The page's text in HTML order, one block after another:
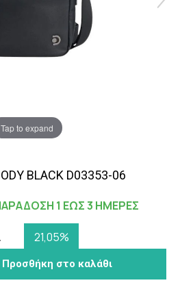
Tap to expand
BLACK D03353-06
1 ΕΩΣ 3 ΗΜΕΡΕΣ
21,05%
Προσθήκη στο καλάθι